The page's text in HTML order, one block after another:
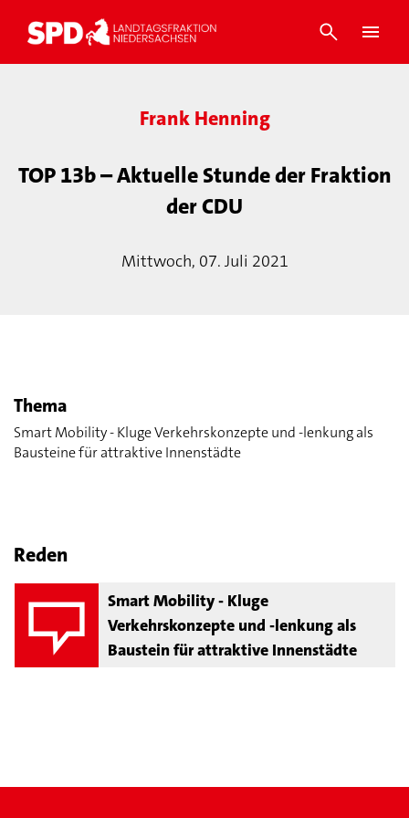
Frank Henning
TOP 13b – Aktuelle Stunde der Fraktion
der CDU
Mittwoch, 07. Juli 2021
Thema
Smart Mobility - Kluge Verkehrskonzepte und -lenkung als
Bausteine für attraktive Innenstädte
Reden
Smart Mobility - Kluge
Verkehrskonzepte und -lenkung als
Baustein für attraktive Innenstädte